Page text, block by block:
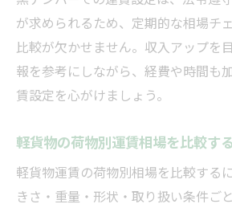
が求められるため、定期的な相場チ
比較が欠かせません。収入アップを
報を参考にしながら、経費や時間も
賃設定を心がけましょう。
軽貨物の荷物別運賃相場を比較す
軽貨物運賃の荷物別相場を比較する
きさ・重量・形状・取り扱い条件ご